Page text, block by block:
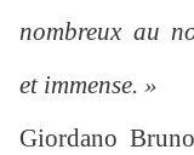
nombreux au
et immense. »
Giordano